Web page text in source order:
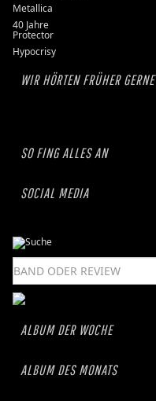
Metallica
40 Jahre
Protector
Hypocrisy
WIR HÖRTEN FRÜHER GERNE
SO FING ALLES AN
SOCIAL MEDIA
ALBUM DER WOCHE
ALBUM DES MONATS